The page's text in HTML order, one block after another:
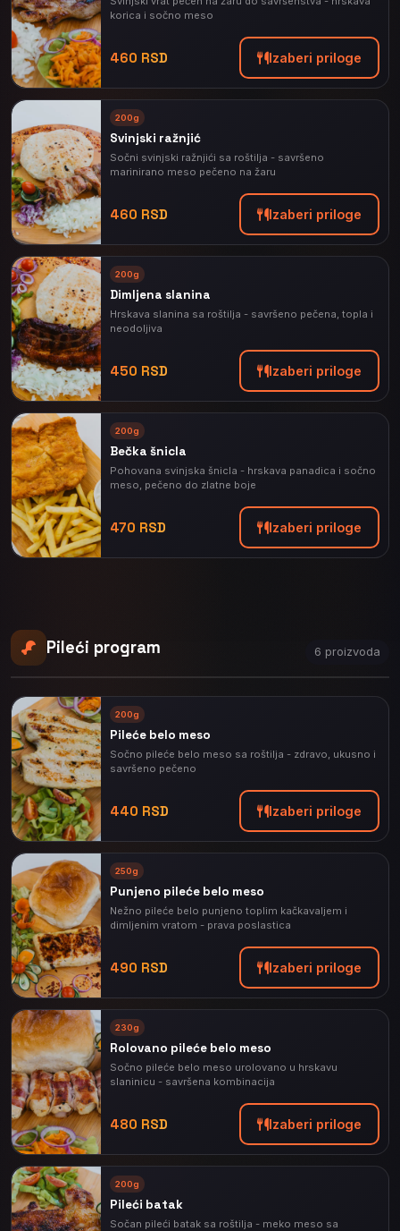
korica i sočno meso
460 RSD Izaberi priloge
200g
Svinjski ražnjić
Sočni svinjski ražnjići sa roštilja - savršeno
marinirano meso pečeno na žaru
460 RSD Izaberi priloge
200g
Dimljena slanina
Hrskava slanina sa roštilja - savršeno pečena, topla i
neodoljiva
450 RSD Izaberi priloge
200g
Bečka šnicla
Pohovana svinjska šnicla - hrskava panadica i sočno
meso, pečeno do zlatne boje
470 RSD Izaberi priloge
Pileći program 6 proizvoda
⭐
PREPORUČENO
200g
Pileće belo meso
Sočno pileće belo meso sa roštilja - zdravo, ukusno i
savršeno pečeno
440 RSD Izaberi priloge
⭐
PREPORUČENO
250g
Punjeno pileće belo meso
Nežno pileće belo punjeno toplim kačkavaljem i
dimljenim vratom - prava poslastica
490 RSD Izaberi priloge
230g
Rolovano pileće belo meso
Sočno pileće belo meso urolovano u hrskavu
slaninicu - savršena kombinacija
480 RSD Izaberi priloge
200g
Pileći batak
Sočan pileći batak sa roštilja - meko meso sa